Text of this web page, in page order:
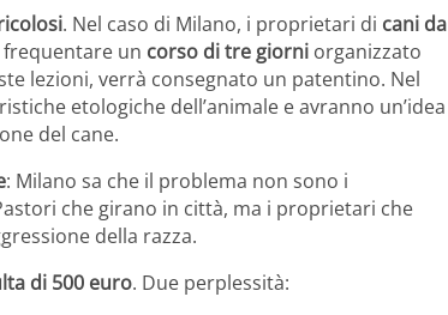
. Nel caso di Milano, i proprietari di cani da
frequentare un corso di tre giorni organizzato
lezioni, verrà consegnato un patentino. Nel
etologiche dell’animale e avranno un’idea
del cane.
: Milano sa che il problema non sono i
che girano in città, ma i proprietari che
della razza.
di 500 euro. Due perplessità: